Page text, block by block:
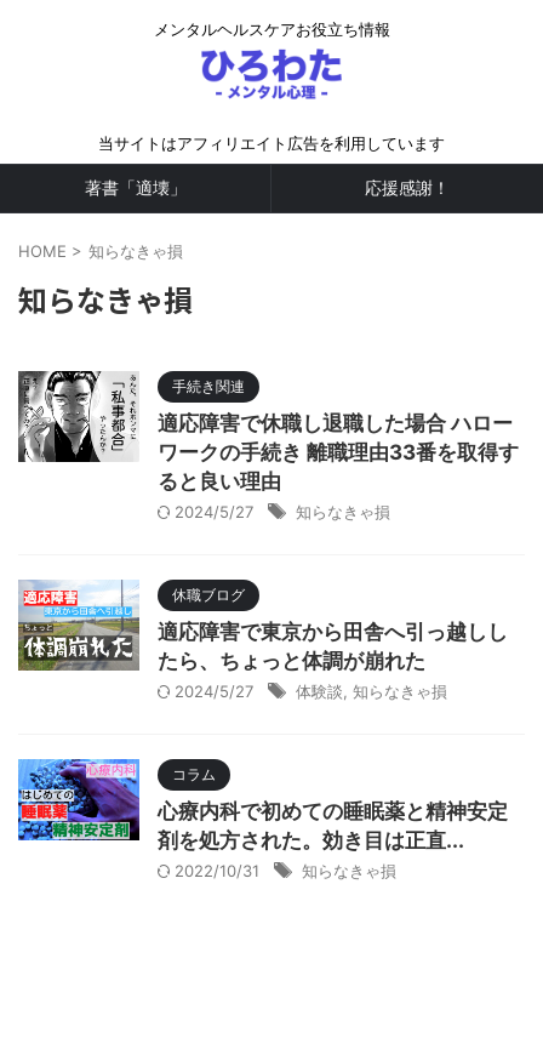
メンタルヘルスケアお役立ち情報
当サイトはアフィリエイト広告を利用しています
著書「適壊」 応援感謝！
HOME > 知らなきゃ損
知らなきゃ損
手続き関連
適応障害で休職し退職した場合 ハロー
ワークの手続き 離職理由33番を取得す
ると良い理由
2024/5/27 知らなきゃ損
休職ブログ
適応障害で東京から田舎へ引っ越しし
たら、ちょっと体調が崩れた
2024/5/27 体験談 知らなきゃ損
コラム
心療内科で初めての睡眠薬と精神安定
剤を処方された。効き目は正直...
2022/10/31 知らなきゃ損